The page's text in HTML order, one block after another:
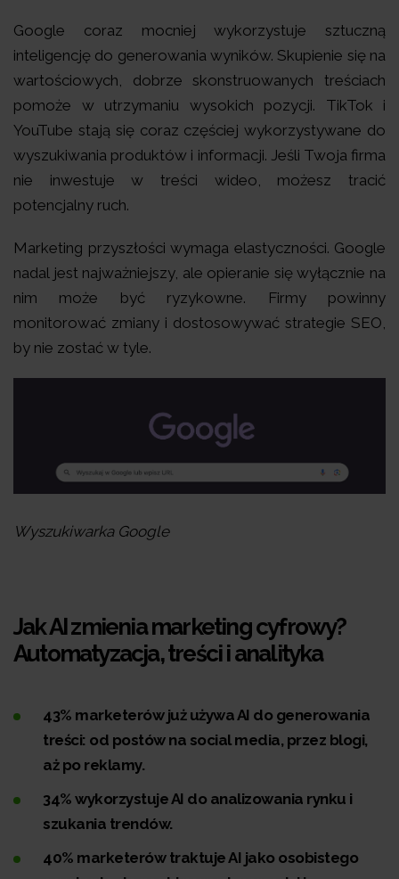
Google coraz mocniej wykorzystuje sztuczną
inteligencję do generowania wyników. Skupienie się na
wartościowych, dobrze skonstruowanych treściach
pomoże w utrzymaniu wysokich pozycji. TikTok i
YouTube stają się coraz częściej wykorzystywane do
wyszukiwania produktów i informacji. Jeśli Twoja firma
nie inwestuje w treści wideo, możesz tracić
potencjalny ruch.
Marketing przyszłości wymaga elastyczności. Google
nadal jest najważniejszy, ale opieranie się wyłącznie na
nim może być ryzykowne. Firmy powinny
monitorować zmiany i dostosowywać strategie SEO,
by nie zostać w tyle.
Wyszukiwarka Google
Jak AI zmienia marketing cyfrowy?
Automatyzacja, treści i analityka
43% marketerów już używa AI do generowania
treści: od postów na social media, przez blogi,
aż po reklamy.
34% wykorzystuje AI do analizowania rynku i
szukania trendów.
40% marketerów traktuje AI jako osobistego